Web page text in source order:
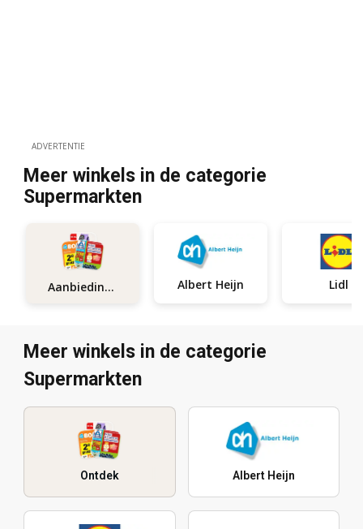
ADVERTENTIE
Meer winkels in de categorie
Supermarkten
Aanbiedingen Albert Heijn Lidl
Meer winkels in de categorie
Supermarkten
Ontdek Albert Heijn